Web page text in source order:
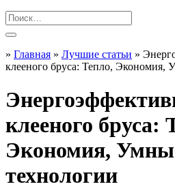
» Главная » Лучшие статьи »
клееного бруса: Тепло, Экономия,
клееного бруса:
Экономия,
технологии